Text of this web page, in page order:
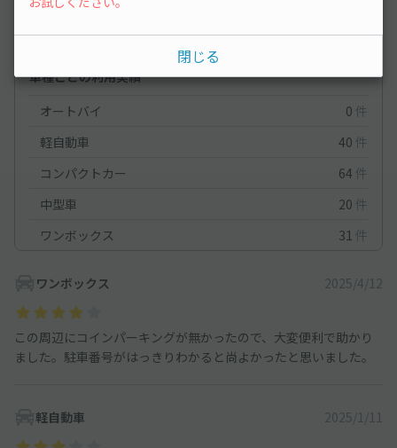
1.7 駐車料金
車種ごとの利用実績
オートバイ
0 件
軽自動車
40 件
コンパクトカー
64 件
中型車
20 件
ワンボックス
31 件
ワンボックス 2025/4/12
この周辺にコインパーキングが無かったので、大変便利で助かり
ました。駐車番号がはっきりわかると尚よかったと思いました。
軽自動車 2025/1/11
閉じる